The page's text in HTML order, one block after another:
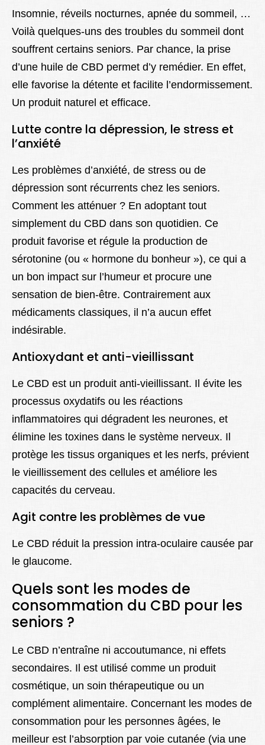
Insomnie, réveils nocturnes, apnée du sommeil, …
Voilà quelques-uns des troubles du sommeil dont
souffrent certains seniors. Par chance, la prise
d’une huile de CBD permet d’y remédier. En effet,
elle favorise la détente et facilite l’endormissement.
Un produit naturel et efficace.
Lutte contre la dépression, le stress et
l’anxiété
Les problèmes d’anxiété, de stress ou de
dépression sont récurrents chez les seniors.
Comment les atténuer ? En adoptant tout
simplement du CBD dans son quotidien. Ce
produit favorise et régule la production de
sérotonine (ou « hormone du bonheur »), ce qui a
un bon impact sur l’humeur et procure une
sensation de bien-être. Contrairement aux
médicaments classiques, il n’a aucun effet
indésirable.
Antioxydant et anti-vieillissant
Le CBD est un produit anti-vieillissant. Il évite les
processus oxydatifs ou les réactions
inflammatoires qui dégradent les neurones, et
élimine les toxines dans le système nerveux. Il
protège les tissus organiques et les nerfs, prévient
le vieillissement des cellules et améliore les
capacités du cerveau.
Agit contre les problèmes de vue
Le CBD réduit la pression intra-oculaire causée par
le glaucome.
Quels sont les modes de
consommation du CBD pour les
seniors ?
Le CBD n’entraîne ni accoutumance, ni effets
secondaires. Il est utilisé comme un produit
cosmétique, un soin thérapeutique ou un
complément alimentaire. Concernant les modes de
consommation pour les personnes âgées, le
meilleur est l’absorption par voie cutanée (via une